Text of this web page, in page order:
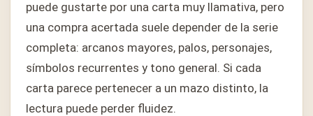
puede gustarte por una carta muy llamativa, pero
una compra acertada suele depender de la serie
completa: arcanos mayores, palos, personajes,
símbolos recurrentes y tono general. Si cada
carta parece pertenecer a un mazo distinto, la
lectura puede perder fluidez.